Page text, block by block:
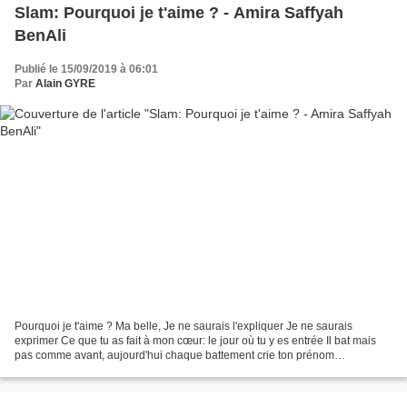
Slam: Pourquoi je t'aime ? - Amira Saffyah
BenAli
Publié le 15/09/2019 à 06:01
Par Alain GYRE
Pourquoi je t'aime ? Ma belle, Je ne saurais l'expliquer Je ne saurais
exprimer Ce que tu as fait à mon cœur: le jour où tu y es entrée Il bat mais
pas comme avant, aujourd'hui chaque battement crie ton prénom